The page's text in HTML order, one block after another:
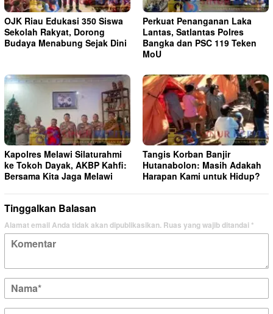
OJK Riau Edukasi 350 Siswa
Sekolah Rakyat, Dorong
Budaya Menabung Sejak Dini
Perkuat Penanganan Laka
Lantas, Satlantas Polres
Bangka dan PSC 119 Teken
MoU
Kapolres Melawi Silaturahmi
ke Tokoh Dayak, AKBP Kahfi:
Bersama Kita Jaga Melawi
Tangis Korban Banjir
Hutanabolon: Masih Adakah
Harapan Kami untuk Hidup?
Tinggalkan Balasan
Alamat email Anda tidak akan dipublikasikan. Ruas yang wajib ditandai*